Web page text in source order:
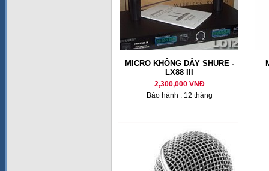
MICRO KHÔNG DÂY SHURE -
LX88 III
2,300,000 VNĐ
Bảo hành : 12 tháng